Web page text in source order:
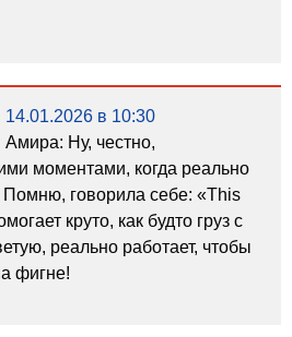
14.01.2026 в 10:30
Амира: Ну, честно,
моментами, когда реально
Помню, говорила себе: «This
круто, как будто груз с
реально работает, чтобы
фигне!